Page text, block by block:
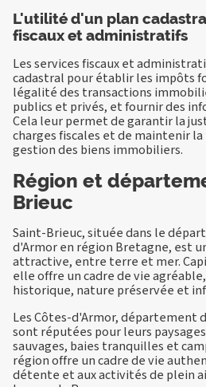
L'utilité d'un plan
fiscaux et administratifs
Les services fiscaux et
cadastral pour établir les impôts
légalité des transactions
publics et privés, et fournir des
Cela leur permet de garantir la
charges fiscales et de maintenir
gestion des biens immobiliers.
Région et
Brieuc
Saint-Brieuc, située dans le
d'Armor en région Bretagne, est
attractive, entre terre et mer.
elle offre un cadre de vie
historique, nature préservée et
Les Côtes-d'Armor, département
sont réputées pour leurs
sauvages, baies tranquilles et
région offre un cadre de vie
détente et aux activités de plein